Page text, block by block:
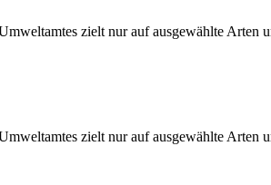
zielt nur auf ausgewählte Arten
zielt nur auf ausgewählte Arten